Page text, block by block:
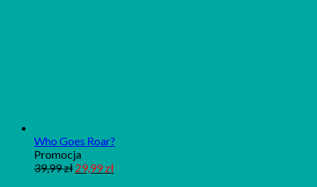
Who Goes Roar?
PromocjaProdukt
w
39,99zł 29,99zł